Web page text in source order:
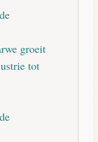
groeit
tot